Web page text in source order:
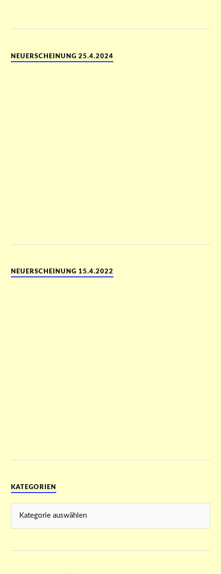
NEUERSCHEINUNG 25.4.2024
NEUERSCHEINUNG 15.4.2022
KATEGORIEN